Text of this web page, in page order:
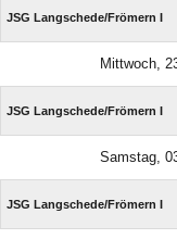
JSG Langschede/​Frömern I
Mittwoch,
JSG Langschede/​Frömern I
Samstag,
JSG Langschede/​Frömern I